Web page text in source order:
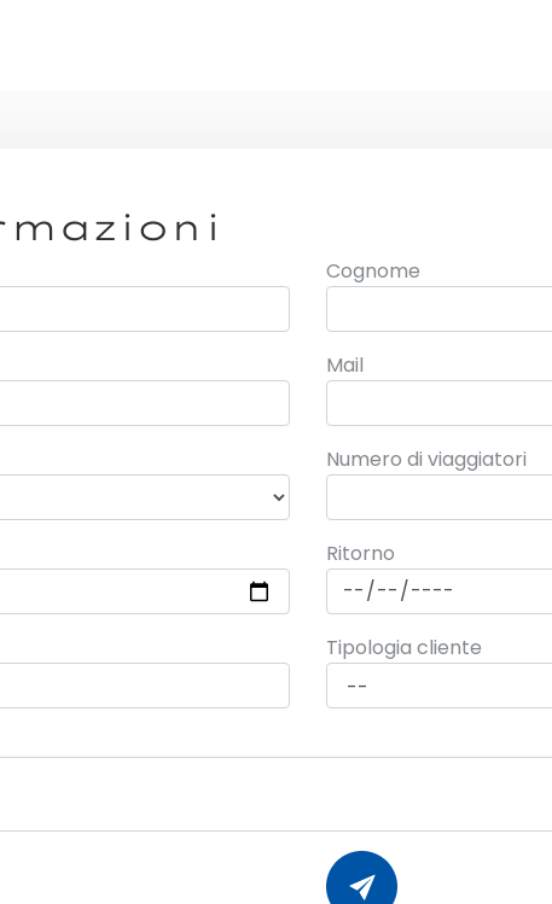
Cognome
Mail
Numero di viaggiatori
Ritorno
Tipologia cliente